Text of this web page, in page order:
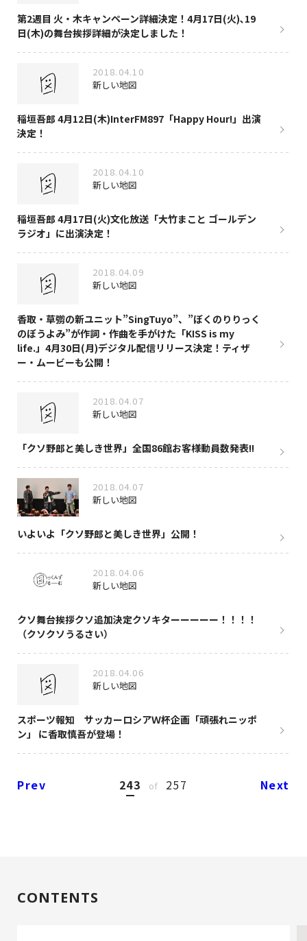
第2週目 火・木キャンペーン詳細決定！4月17日(火)､19
日(木)の舞台挨拶詳細が決定しました！
2018.04.10
新しい地図
稲垣吾郎 4月12日(木)InterFM897「Happy Hour!」出演
決定！
2018.04.10
新しい地図
稲垣吾郎 4月17日(火)文化放送「大竹まこと ゴールデン
ラジオ」に出演決定！
2018.04.09
新しい地図
香取・草彅の新ユニット”SingTuyo”、”ぼくのりりっく
のぼうよみ”が作詞・作曲を手がけた「KISS is my
life.」4月30日(月)デジタル配信リリース決定！ティザ
ー・ムービーも公開！
2018.04.07
新しい地図
「クソ野郎と美しき世界」全国86館お客様動員数発表!!
2018.04.07
新しい地図
いよいよ「クソ野郎と美しき世界」公開！
2018.04.06
新しい地図
クソ舞台挨拶クソ追加決定クソキターーーーー！！！！
（クソクソうるさい）
2018.04.06
新しい地図
スポーツ報知 サッカーロシアＷ杯企画「頑張れニッポ
ン」 に香取慎吾が登場！
Prev 243 of 257 Next
CONTENTS